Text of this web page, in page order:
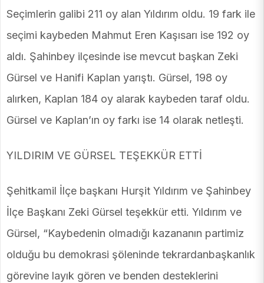
Seçimlerin galibi 211 oy alan Yıldırım oldu. 19 fark ile
seçimi kaybeden Mahmut Eren Kaşısarı ise 192 oy
aldı. Şahinbey ilçesinde ise mevcut başkan Zeki
Gürsel ve Hanifi Kaplan yarıştı. Gürsel, 198 oy
alırken, Kaplan 184 oy alarak kaybeden taraf oldu.
Gürsel ve Kaplan’ın oy farkı ise 14 olarak netleşti.
YILDIRIM VE GÜRSEL TEŞEKKÜR ETTİ
Şehitkamil İlçe başkanı Hurşit Yıldırım ve Şahinbey
İlçe Başkanı Zeki Gürsel teşekkür etti. Yıldırım ve
Gürsel, “Kaybedenin olmadığı kazananın partimiz
olduğu bu demokrasi şöleninde tekrardanbaşkanlık
görevine layık gören ve benden desteklerini